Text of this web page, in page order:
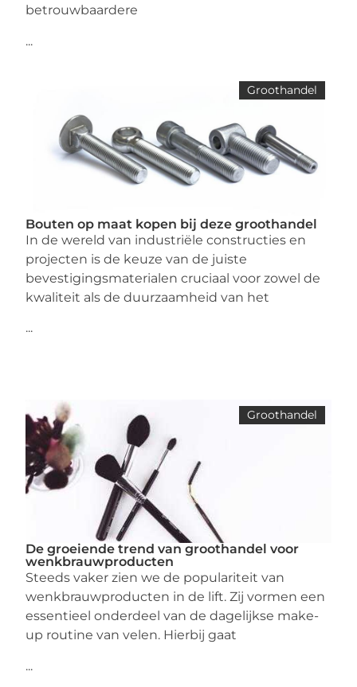
betrouwbaardere
...
Groothandel
Bouten op maat kopen bij deze groothandel
In de wereld van industriële constructies en
projecten is de keuze van de juiste
bevestigingsmaterialen cruciaal voor zowel de
kwaliteit als de duurzaamheid van het
...
Groothandel
De groeiende trend van groothandel voor
wenkbrauwproducten
Steeds vaker zien we de populariteit van
wenkbrauwproducten in de lift. Zij vormen een
essentieel onderdeel van de dagelijkse make-
up routine van velen. Hierbij gaat
...